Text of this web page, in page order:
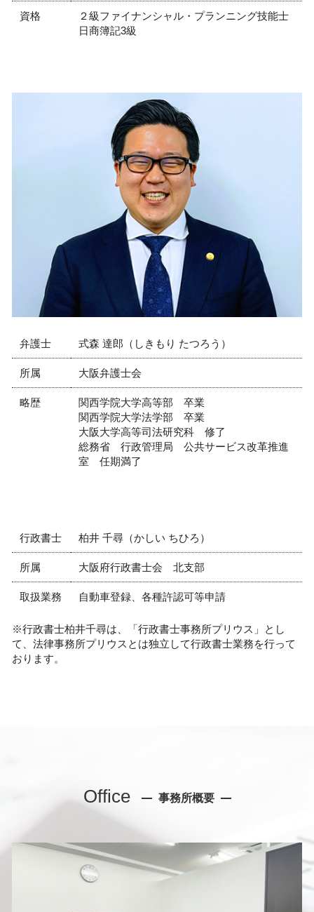
資格
２級ファイナンシャル・プランニング技能士
日商簿記3級
弁護士 式森 達郎（しきもり たつろう）
所属 大阪弁護士会
略歴
関西学院大学高等部 卒業
関西学院大学法学部 卒業
大阪大学高等司法研究科 修了
総務省 行政管理局 公共サービス改革推進
室 任期満了
行政書士 柏井 千尋（かしい ちひろ）
所属 大阪府行政書士会 北支部
取扱業務 自動車登録、各種許認可等申請
※行政書士柏井千尋は、「行政書士事務所プリウス」とし
て、法律事務所プリウスとは独立して行政書士業務を行って
おります。
Office 事務所概要